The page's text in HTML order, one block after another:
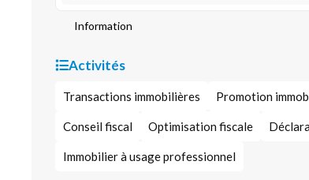
Information
Activités
Transactions immobilières Promotion
Conseil fiscal Optimisation fiscale
Immobilier à usage professionnel